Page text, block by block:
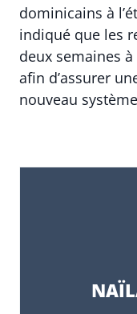
dominicains à
indiqué que les
deux semaines
afin d’assurer
nouveau